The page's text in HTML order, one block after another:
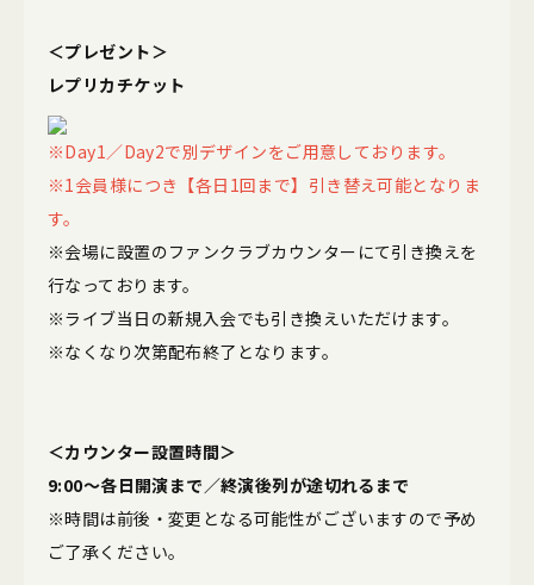
＜プレゼント＞
レプリカチケット
※Day1／Day2で別デザインをご用意しております。
※1会員様につき【各日1回まで】引き替え可能となりま
す。
※会場に設置のファンクラブカウンターにて引き換えを
行なっております。
※ライブ当日の新規入会でも引き換えいただけます。
※なくなり次第配布終了となります。
＜カウンター設置時間＞
9:00〜各日開演まで／終演後列が途切れるまで
※時間は前後・変更となる可能性がございますので予め
ご了承ください。